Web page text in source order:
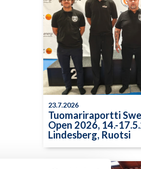
23.7.2026
Tuomariraportti
Open 2026, 14.-
Lindesberg, Ruotsi